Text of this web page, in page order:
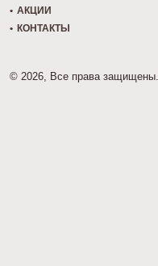
АКЦИИ
КОНТАКТЫ
© 2026, Все права защищены.